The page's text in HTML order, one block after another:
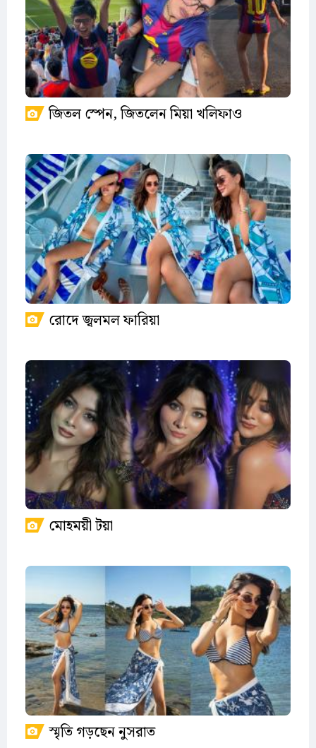
জিতল স্পেন, জিতলেন মিয়া খলিফাও
রোদে জ্বলমল ফারিয়া
মোহময়ী টয়া
স্মৃতি গড়ছেন নুসরাত